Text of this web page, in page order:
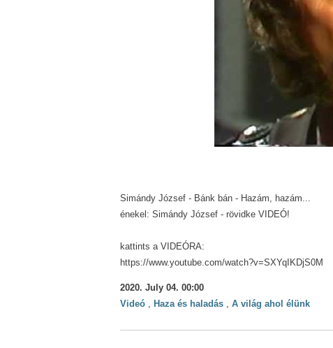
Simándy József - Bánk bán - Hazám, hazám...
énekel: Simándy József - rövidke VIDEÓ!
kattints a VIDEÓRA:
https://www.youtube.com/watch?v=SXYqIKDjS0M
2020. July 04. 00:00
Videó , Haza és haladás , A világ ahol élünk